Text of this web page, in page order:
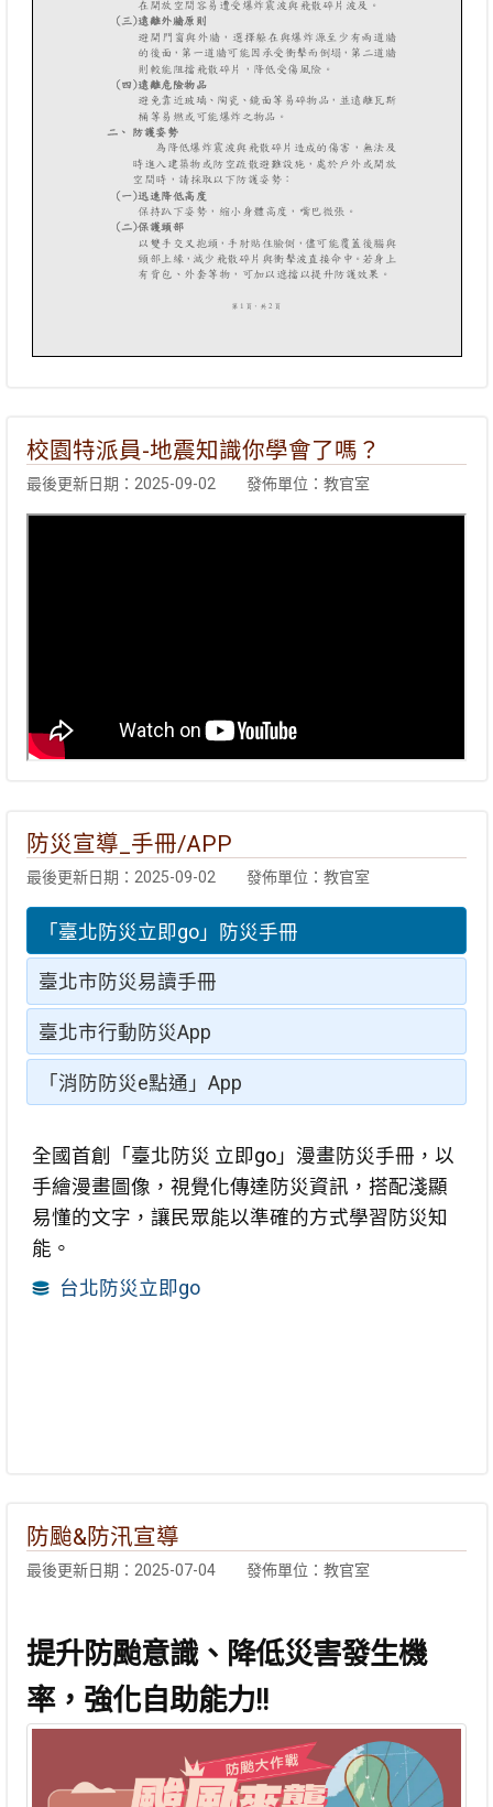
校園特派員-地震知識你學會了嗎？
最後更新日期：2025-09-02 發佈單位：教官室
防災宣導_手冊/APP
最後更新日期：2025-09-02 發佈單位：教官室
「臺北防災立即go」防災手冊
臺北市防災易讀手冊
臺北市行動防災App
「消防防災e點通」App
全國首創「臺北防災 立即go」漫畫防災手冊，以
手繪漫畫圖像，視覺化傳達防災資訊，搭配淺顯
易懂的文字，讓民眾能以準確的方式學習防災知
能。
台北防災立即go
防颱&防汛宣導
最後更新日期：2025-07-04 發佈單位：教官室
提升防颱意識、降低災害發生機
率，強化自助能力!!